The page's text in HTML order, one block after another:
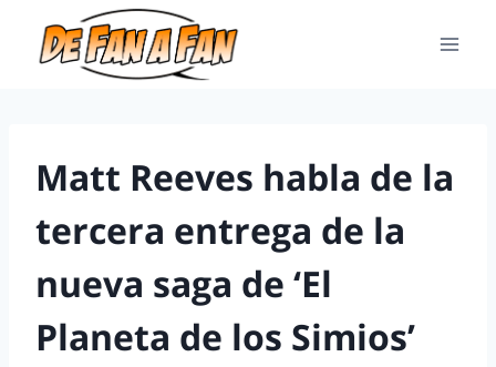
Matt Reeves habla de la
tercera entrega de la
nueva saga de ‘El
Planeta de los Simios’